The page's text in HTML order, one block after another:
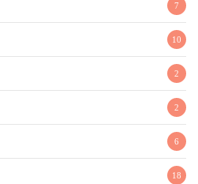
7
10
2
2
6
18